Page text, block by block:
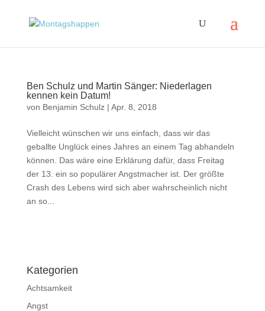
Ben Schulz und Martin Sänger: Niederlagen
kennen kein Datum!
von Benjamin Schulz| Apr. 8, 2018
Vielleicht wünschen wir uns einfach, dass wir das
geballte Unglück eines Jahres an einem Tag abhandeln
können. Das wäre eine Erklärung dafür, dass Freitag
der 13. ein so populärer Angstmacher ist. Der größte
Crash des Lebens wird sich aber wahrscheinlich nicht
an so...
Kategorien
Achtsamkeit
Angst